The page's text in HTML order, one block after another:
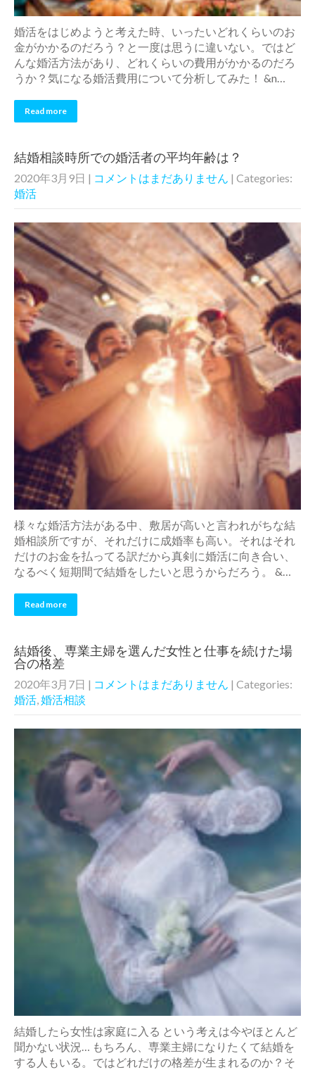
婚活をはじめようと考えた時、いったいどれくらいのお
金がかかるのだろう？と一度は思うに違いない。ではど
んな婚活方法があり、どれくらいの費用がかかるのだろ
うか？気になる婚活費用について分析してみた！ &n…
Read more
結婚相談時所での婚活者の平均年齢は？
2020年3月9日 | コメントはまだありません | Categories:
婚活
様々な婚活方法がある中、敷居が高いと言われがちな結
婚相談所ですが、それだけに成婚率も高い。それはそれ
だけのお金を払ってる訳だから真剣に婚活に向き合い、
なるべく短期間で結婚をしたいと思うからだろう。 &…
Read more
結婚後、専業主婦を選んだ女性と仕事を続けた場
合の格差
2020年3月7日 | コメントはまだありません | Categories:
婚活,婚活相談
結婚したら女性は家庭に入る という考えは今やほとんど
聞かない状況… もちろん、専業主婦になりたくて結婚を
する人もいる。ではどれだけの格差が生まれるのか？そ